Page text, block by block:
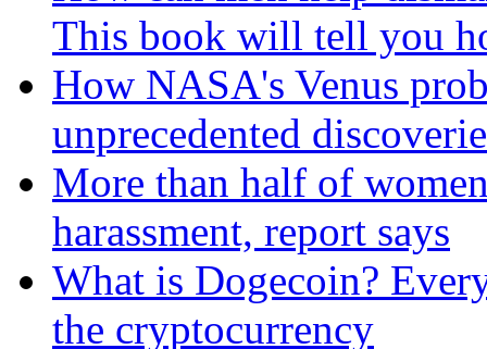
This book will tell you
How NASA's Venus
unprecedented
More than half of
harassment, report says
What is Dogecoin?
the cryptocurrency